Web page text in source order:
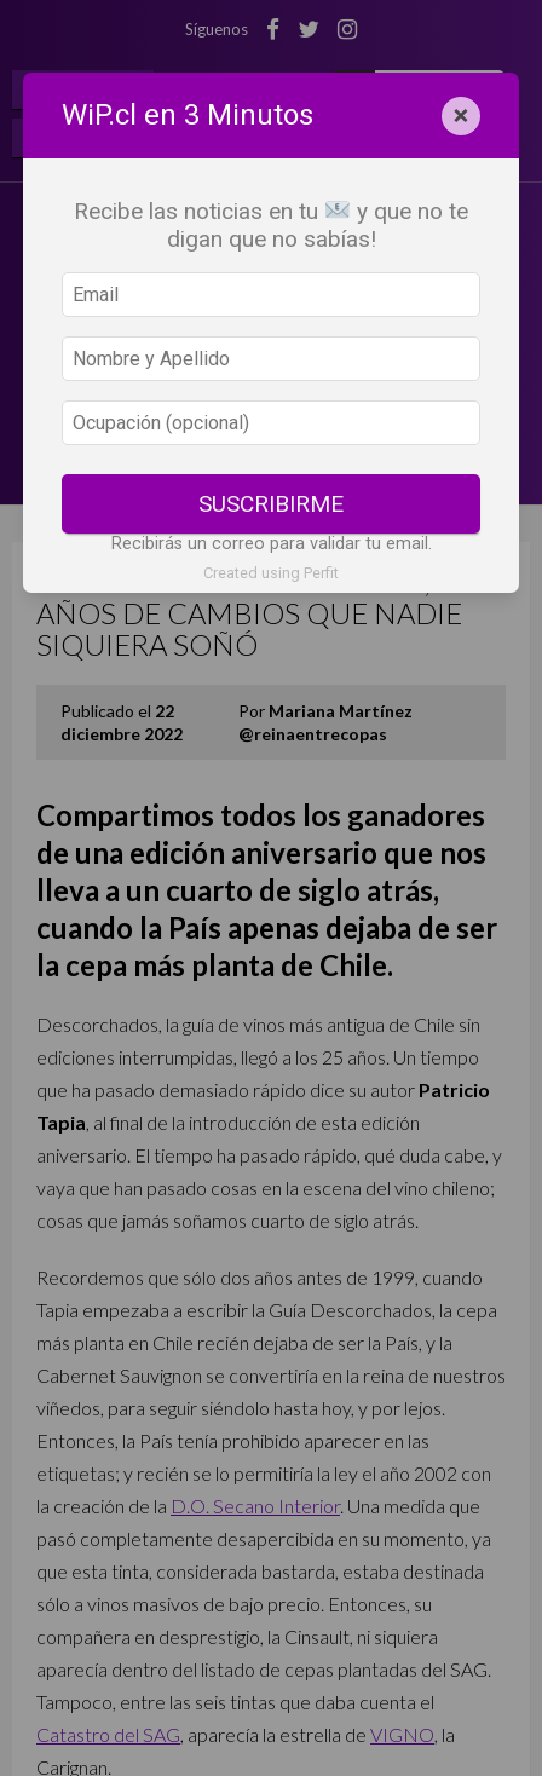
Síguenos
GUÍA 2023 DESCORCHADOS, 25
AÑOS DE CAMBIOS QUE NADIE
SIQUIERA SOÑÓ
Publicado el 22
diciembre 2022
Por Mariana Martínez
@reinaentrecopas
Compartimos todos los ganadores
de una edición aniversario que nos
lleva a un cuarto de siglo atrás,
cuando la País apenas dejaba de ser
la cepa más planta de Chile.
Descorchados, la guía de vinos más antigua de Chile sin
ediciones interrumpidas, llegó a los 25 años. Un tiempo
que ha pasado demasiado rápido dice su autor Patricio
Tapia, al final de la introducción de esta edición
aniversario. El tiempo ha pasado rápido, qué duda cabe, y
vaya que han pasado cosas en la escena del vino chileno;
cosas que jamás soñamos cuarto de siglo atrás.
Recordemos que sólo dos años antes de 1999, cuando
Tapia empezaba a escribir la Guía Descorchados, la cepa
más planta en Chile recién dejaba de ser la País, y la
Cabernet Sauvignon se convertiría en la reina de nuestros
viñedos, para seguir siéndolo hasta hoy, y por lejos.
Entonces, la País tenía prohibido aparecer en las
etiquetas; y recién se lo permitiría la ley el año 2002 con
la creación de la D.O. Secano Interior. Una medida que
pasó completamente desapercibida en su momento, ya
que esta tinta, considerada bastarda, estaba destinada
sólo a vinos masivos de bajo precio. Entonces, su
compañera en desprestigio, la Cinsault, ni siquiera
aparecía dentro del listado de cepas plantadas del SAG.
Tampoco, entre las seis tintas que daba cuenta el
Catastro del SAG, aparecía la estrella de VIGNO, la
Carignan.
WiP.cl en 3 Minutos ×
Recibe las noticias en tu
y que no te
digan que no sabías!
SUSCRIBIRME
Recibirás un correo para validar tu email.
Created using Perfit